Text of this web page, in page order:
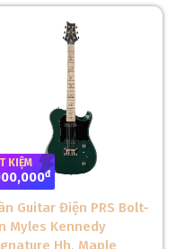
Điện PRS SE
KIỆM
đ
Guitar Điện PRS Bolt-
Myles Kennedy
Hh, Maple